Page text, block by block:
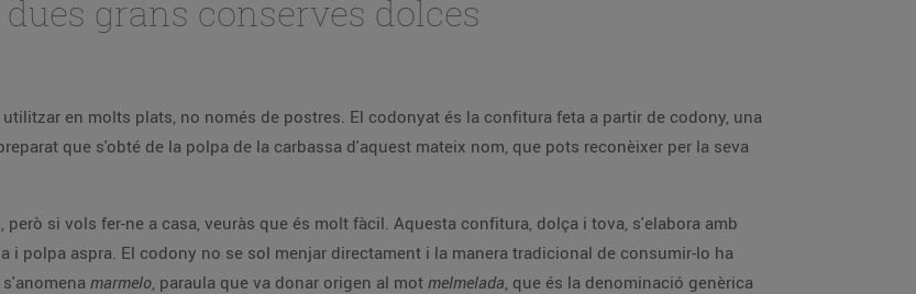
Cabell d’àngel i codonyat, dues grans conserves dolces
en molts plats, no només de postres. El codonyat és la confitura feta a partir de codony, una
que s'obté de la polpa de la carbassa d'aquest mateix nom, que pots reconèixer per la seva
si vols fer-ne a casa, veuràs que és molt fàcil. Aquesta confitura, dolça i tova, s'elabora amb
i polpa aspra. El codony no se sol menjar directament i la manera tradicional de consumir-lo ha
marmelo, paraula que va donar origen al mot melmelada, que és la denominació genèrica